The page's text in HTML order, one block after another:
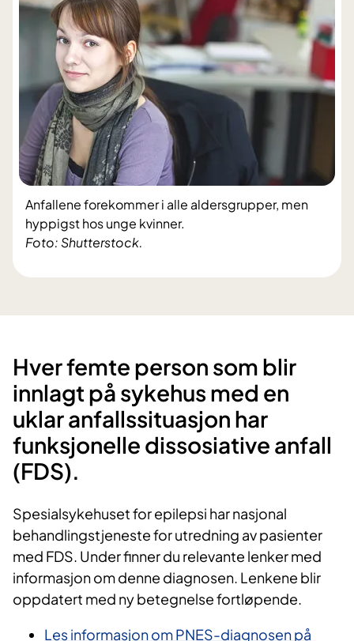
Foto: Shutterstock.
Anfallene forekommer i alle aldersgrupper, men
hyppigst hos unge kvinner.
Hver fem​te person som blir
innlagt på sykehus med en
uklar anfallssituasjon har
funksjonelle dissosiative anfall
(FDS).
Spesialsykehuset for epilepsi har nasjonal
behandlingstjeneste for utredning av pasienter
med FDS. Under finner du relevante lenker med
informasjon om denne diagnosen. Lenkene blir
oppdatert med ny betegnelse fortløpende.
Les informasjon om PNES-diagnosen på